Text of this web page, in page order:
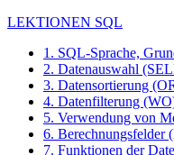
LEKTIONEN SQL
1. SQL-Sprache,
2. Datenauswahl
3. Datensortierung
4. Datenfilterung
5. Verwendung von
6. Berechnungsfelder
7. Funktionen der